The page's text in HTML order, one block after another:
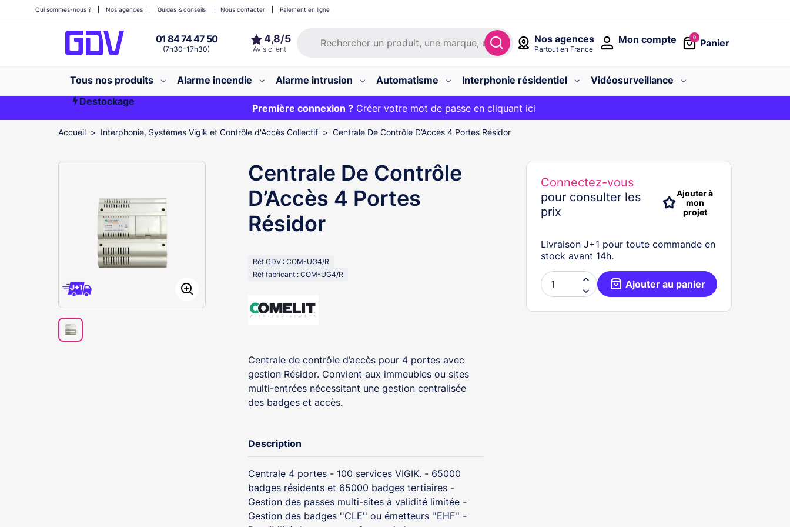
Nos agences
Partout en France
01 84 74 47 50
(7h30-17h30)
0
Panier
Mon compte
Qui sommes-nous ? Nos agences Guides & conseils Nous contacter Paiement en ligne
Tous nos produits Alarme incendie Alarme intrusion Automatisme Interphonie résidentiel
Vidéosurveillance
Destockage
Première commande ?20€ OFFERT sur votre panier et livraison 24/48h gratuite avec le code
Première connexion ?Créer votre mot de passe en cliquant ici
EXCLU WEB :
Accueil Interphonie, Systèmes Vigik et Contrôle d'Accès Collectif Centrale De Contrôle D’Accès 4 Portes Résidor
Centrale De Contrôle
D’Accès 4 Portes
Résidor
Réf GDV : COM-UG4/R
Réf fabricant : COM-UG4/R
Centrale de contrôle d’accès pour 4 portes avec
gestion Résidor. Convient aux immeubles ou sites
multi-entrées nécessitant une gestion centralisée
des badges et accès.
Description
Centrale 4 portes - 100 services VIGIK. - 65000
badges résidents et 65000 badges tertiaires -
Gestion des passes multi-sites à validité limitée -
Gestion des badges ''CLE'' ou émetteurs ''EHF'' -
Connectez-vous
pour consulter les
prix
Ajouter à
mon
projet
Livraison J+1 pour toute commande en
stock avant 14h.

 Ajouter au panier